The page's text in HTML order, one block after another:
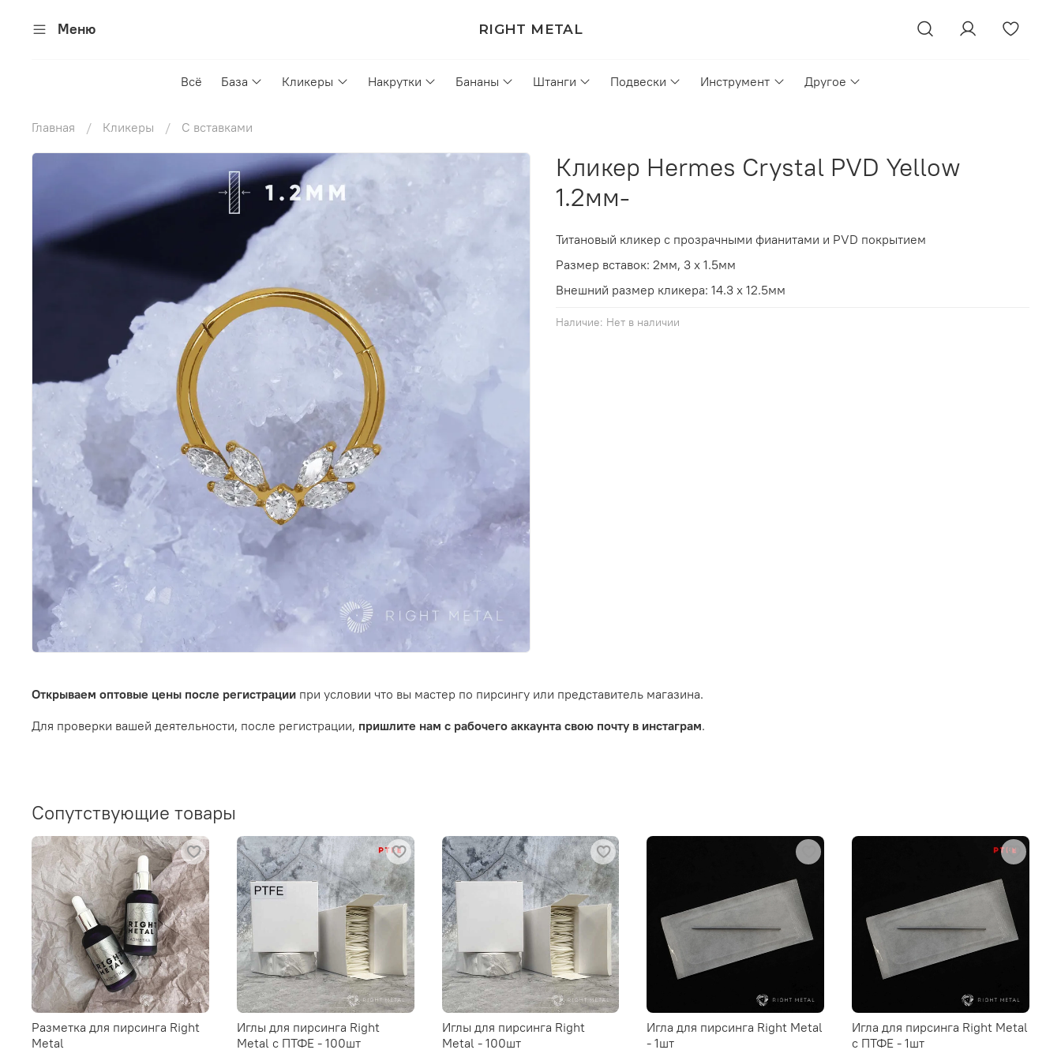
Меню RIGHT METAL
Всё База Кликеры Накрутки Бананы Штанги Подвески Инструмент Другое
Главная Кликеры С вставками
Наличие: Нет в наличии
Кликер Hermes Crystal PVD Yellow
1.2мм-
Титановый кликер с прозрачными фианитами и PVD покрытием
Размер вставок: 2мм, 3 х 1.5мм
Внешний размер кликера: 14.3 х 12.5мм
Открываем оптовые цены после регистрации при условии что вы мастер по пирсингу или представитель магазина.
Для проверки вашей деятельности, после регистрации, пришлите нам с рабочего аккаунта свою почту в инстаграм.
Сопутствующие товары
Разметка для пирсинга Right
Metal
Иглы для пирсинга Right
Metal c ПТФЕ - 100шт
Иглы для пирсинга Right
Metal - 100шт
Игла для пирсинга Right Metal
- 1шт
Игла для пирсинга Right Metal
c ПТФЕ - 1шт